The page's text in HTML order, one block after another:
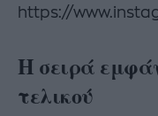
https://
Η σειρά
τελικού